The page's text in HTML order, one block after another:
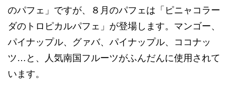
のパフェ」ですが、８月のパフェは「ピニャコラー
ダのトロピカルパフェ」が登場します。マンゴー、
パイナップル、グァバ、パイナップル、ココナッ
ツ…と、人気南国フルーツがふんだんに使用されて
います。